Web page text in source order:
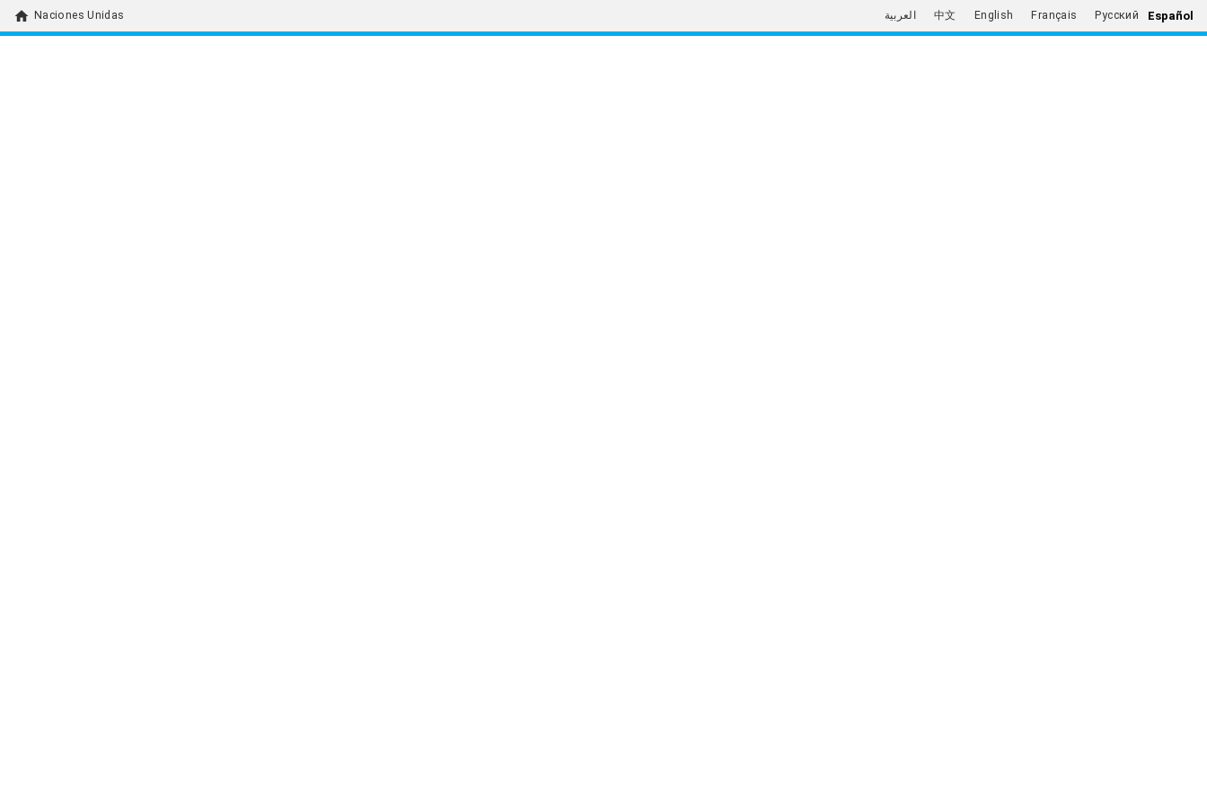
home Naciones Unidas العربية 中文 English Français Русский Español